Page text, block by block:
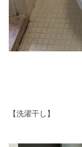
【洗濯干し】